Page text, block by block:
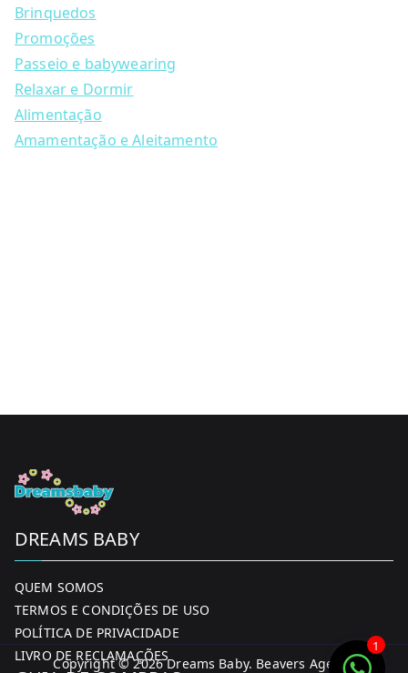
a
r
c
h
Brinquedos
Promoções
Passeio e babywearing
Relaxar e Dormir
Alimentação
Amamentação e Aleitamento
DREAMS BABY
QUEM SOMOS
TERMOS E CONDIÇÕES DE USO
POLÍTICA DE PRIVACIDADE
LIVRO DE RECLAMAÇÕES
Copyright © 2026Dreams Baby. Beavers Agency
1